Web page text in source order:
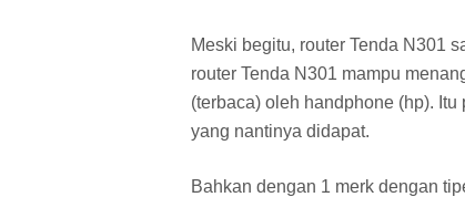
Meski begitu, router Tenda N301
router Tenda N301 mampu
(terbaca) oleh handphone (hp).
yang nantinya didapat.
Bahkan dengan 1 merk dengan